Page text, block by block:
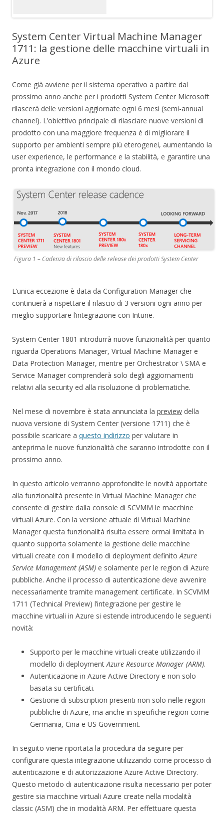
System Center Virtual Machine Manager
1711: la gestione delle macchine virtuali in
Azure
Come già avviene per il sistema operativo a partire dal
prossimo anno anche per i prodotti System Center Microsoft
rilascerà delle versioni aggiornate ogni 6 mesi (semi-annual
channel). L’obiettivo principale di rilasciare nuove versioni di
prodotto con una maggiore frequenza è di migliorare il
supporto per ambienti sempre più eterogenei, aumentando la
user experience, le performance e la stabilità, e garantire una
pronta integrazione con il mondo cloud.
Figura 1 – Cadenza di rilascio delle release dei prodotti System Center
L’unica eccezione è data da Configuration Manager che
continuerà a rispettare il rilascio di 3 versioni ogni anno per
meglio supportare l’integrazione con Intune.
System Center 1801 introdurrà nuove funzionalità per quanto
riguarda Operations Manager, Virtual Machine Manager e
Data Protection Manager, mentre per Orchestrator \ SMA e
Service Manager comprenderà solo degli aggiornamenti
relativi alla security ed alla risoluzione di problematiche.
Nel mese di novembre è stata annunciata la preview della
nuova versione di System Center (versione 1711) che è
possibile scaricare a questo indirizzo per valutare in
anteprima le nuove funzionalità che saranno introdotte con il
prossimo anno.
In questo articolo verranno approfondite le novità apportate
alla funzionalità presente in Virtual Machine Manager che
consente di gestire dalla console di SCVMM le macchine
virtuali Azure. Con la versione attuale di Virtual Machine
Manager questa funzionalità risulta essere ormai limitata in
quanto supporta solamente la gestione delle macchine
virtuali create con il modello di deployment definitoAzure
Service Management (ASM) e solamente per le region di Azure
pubbliche. Anche il processo di autenticazione deve avvenire
necessariamente tramite management certificate. In SCVMM
1711 (Technical Preview) l’integrazione per gestire le
macchine virtuali in Azure si estende introducendo le seguenti
novità:
Supporto per le macchine virtuali create utilizzando il
modello di deploymentAzure Resource Manager (ARM).
Autenticazione in Azure Active Directory e non solo
basata su certificati.
Gestione di subscription presenti non solo nelle region
pubbliche di Azure, ma anche in specifiche region come
Germania, Cina e US Government.
In seguito viene riportata la procedura da seguire per
configurare questa integrazione utilizzando come processo di
autenticazione e di autorizzazione Azure Active Directory.
Questo metodo di autenticazione risulta necessario per poter
gestire sia macchine virtuali Azure create nella modalità
classic (ASM) che in modalità ARM. Per effettuare questa